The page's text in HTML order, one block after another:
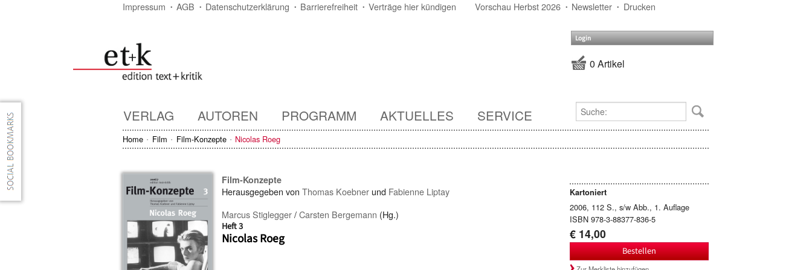
Impressum AGB Datenschutzerklärung Barrierefreiheit Verträge hier kündigen Vorschau Herbst 2026 Newsletter Drucken
Login
0 Artikel
VERLAG AUTOREN PROGRAMM AKTUELLES SERVICE
Home Film Film-Konzepte Nicolas Roeg
Film-Konzepte
Herausgegeben vonThomas Koebner und Fabienne Liptay
Marcus Stiglegger/Carsten Bergemann (Hg.)
Heft 3
Nicolas Roeg
Kartoniert
2006, 112 S., s/w Abb., 1. Auflage
ISBN 978-3-88377-836-5
€ 14,00
Bestellen